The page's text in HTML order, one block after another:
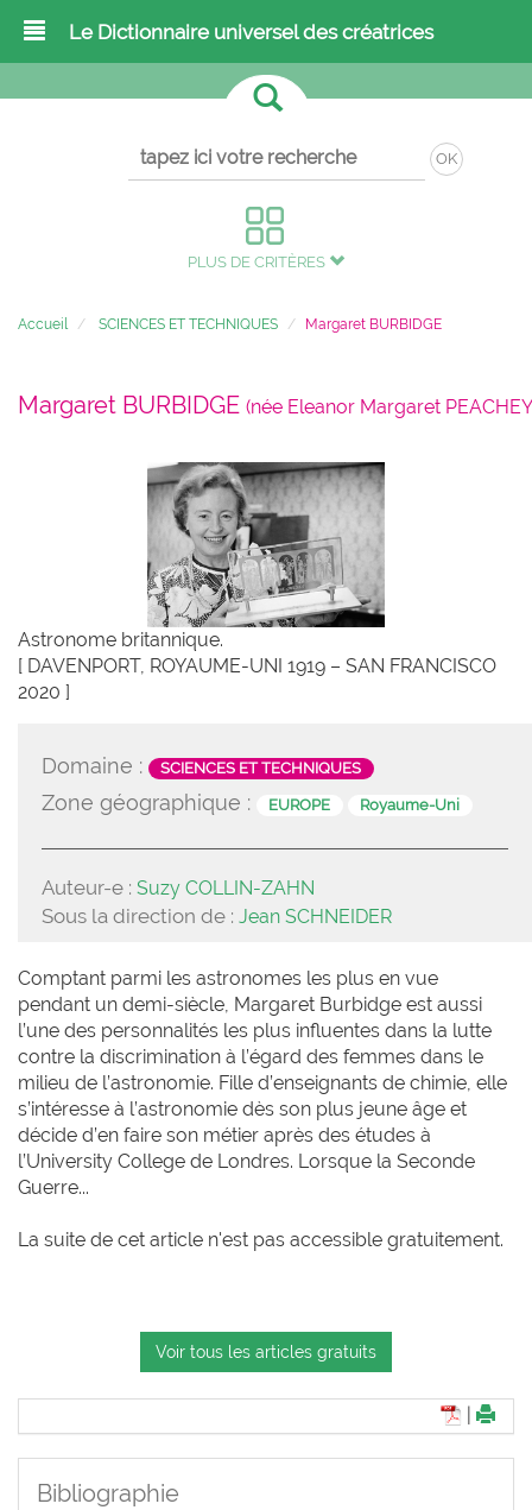
Le Dictionnaire universel des créatrices
OK
PLUS DE CRITÈRES
Accueil SCIENCES ET TECHNIQUES Margaret BURBIDGE
Margaret BURBIDGE (née Eleanor Margaret
Astronome britannique.
[ DAVENPORT, ROYAUME-UNI 1919 – SAN FRANCISCO
2020 ]
Domaine : SCIENCES ET TECHNIQUES
Zone géographique : EUROPE Royaume-Uni
Auteur-e : Suzy COLLIN-ZAHN
Sous la direction de : Jean SCHNEIDER
Comptant parmi les astronomes les plus en vue
pendant un demi-siècle, Margaret Burbidge est aussi
l’une des personnalités les plus influentes dans la lutte
contre la discrimination à l’égard des femmes dans le
milieu de l’astronomie. Fille d’enseignants de chimie, elle
s’intéresse à l’astronomie dès son plus jeune âge et
décide d’en faire son métier après des études à
l’University College de Londres. Lorsque la Seconde
Guerre...
La suite de cet article n'est pas accessible gratuitement.
Voir tous les articles gratuits
Bibliographie